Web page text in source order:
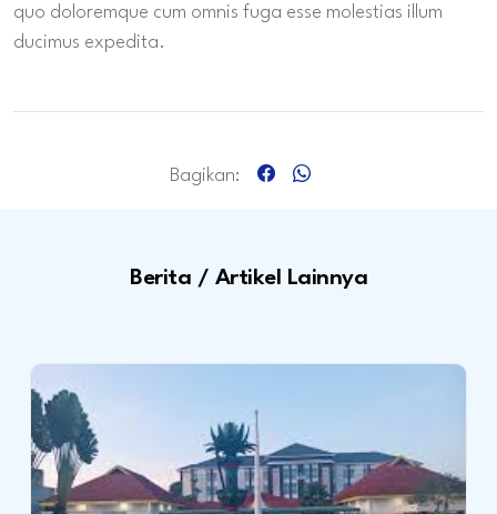
quo doloremque cum omnis fuga esse molestias illum
ducimus expedita.
Bagikan:
Berita / Artikel Lainnya